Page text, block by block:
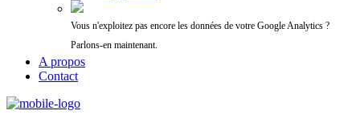
Vous n'exploitez pas encore les données de votre Google Analytics ?
Parlons-en maintenant.
A propos
Contact